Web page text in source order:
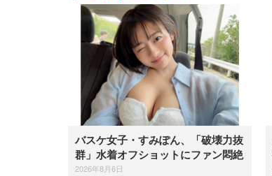
バスケ女子・すみぽん、「破壊力抜
群」水着オフショットにファン悶絶
2026年8月6日